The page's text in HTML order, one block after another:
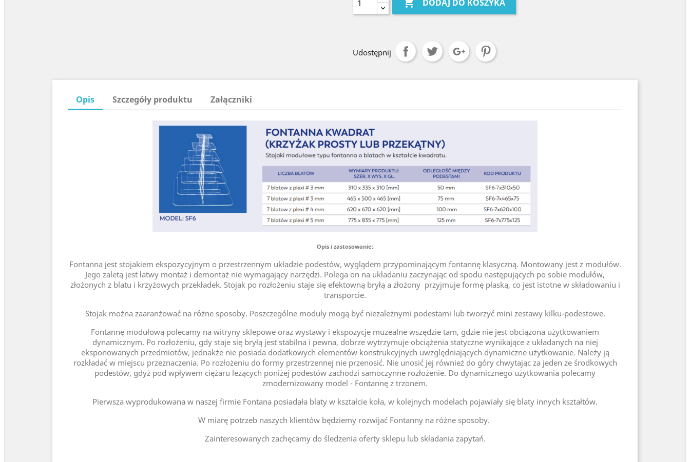
 DODAJ DO KOSZYKA
Udostępnij
Opis Szczegóły produktu Załączniki
Opis i zastosowanie:
Fontanna jest stojakiem ekspozycyjnym o przestrzennym układzie podestów, wyglądem przypominającym fontannę klasyczną. Montowany jest z modułów.
Jego zaletą jest łatwy montaż i demontaż nie wymagający narzędzi. Polega on na układaniu zaczynając od spodu następujących po sobie modułów,
złożonych z blatu i krzyżowych przekładek. Stojak po rozłożeniu staje się efektowną bryłą a złożony przyjmuje formę płaską, co jest istotne w składowaniu i
transporcie.
Stojak można zaaranżować na różne sposoby. Poszczególne moduły mogą być niezależnymi podestami lub tworzyć mini zestawy kilku-podestowe.
Fontannę modułową polecamy na witryny sklepowe oraz wystawy i ekspozycje muzealne wszędzie tam, gdzie nie jest obciążona użytkowaniem
dynamicznym. Po rozłożeniu, gdy staje się bryłą jest stabilna i pewna, dobrze wytrzymuje obciążenia statyczne wynikające z układanych na niej
eksponowanych przedmiotów, jednakże nie posiada dodatkowych elementów konstrukcyjnych uwzględniających dynamiczne użytkowanie. Należy ją
rozkładać w miejscu przeznaczenia. Po rozłożeniu do formy przestrzennej nie przenosić. Nie unosić jej również do góry chwytając za jeden ze środkowych
podestów, gdyż pod wpływem ciężaru leżących poniżej podestów zachodzi samoczynne rozłożenie. Do dynamicznego użytkowania polecamy
zmodernizowany model - Fontannę z trzonem.
Pierwsza wyprodukowana w naszej firmie Fontana posiadała blaty w kształcie koła, w kolejnych modelach pojawiały się blaty innych kształtów.
W miarę potrzeb naszych klientów będziemy rozwijać Fontanny na różne sposoby.
Zainteresowanych zachęcamy do śledzenia oferty sklepu lub składania zapytań.